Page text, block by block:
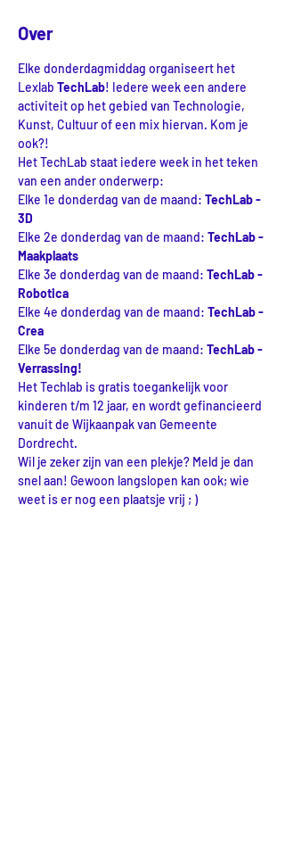
Over
Elke donderdagmiddag organiseert het
Lexlab TechLab! Iedere week een andere
activiteit op het gebied van Technologie,
Kunst, Cultuur of een mix hiervan. Kom je
ook?!
Het TechLab staat iedere week in het teken
van een ander onderwerp:
Elke 1e donderdag van de maand: TechLab -
3D
Elke 2e donderdag van de maand: TechLab -
Maakplaats
Elke 3e donderdag van de maand: TechLab -
Robotica
Elke 4e donderdag van de maand: TechLab -
Crea
Elke 5e donderdag van de maand: TechLab -
Verrassing!
Het Techlab is gratis toegankelijk voor
kinderen t/m 12 jaar, en wordt gefinancieerd
vanuit de Wijkaanpak van Gemeente
Dordrecht.
Wil je zeker zijn van een plekje? Meld je dan
snel aan! Gewoon langslopen kan ook; wie
weet is er nog een plaatsje vrij ; )